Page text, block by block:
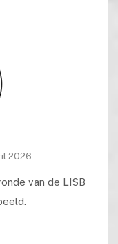
2026
van de LISB